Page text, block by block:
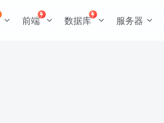
前端 数据库 服务器